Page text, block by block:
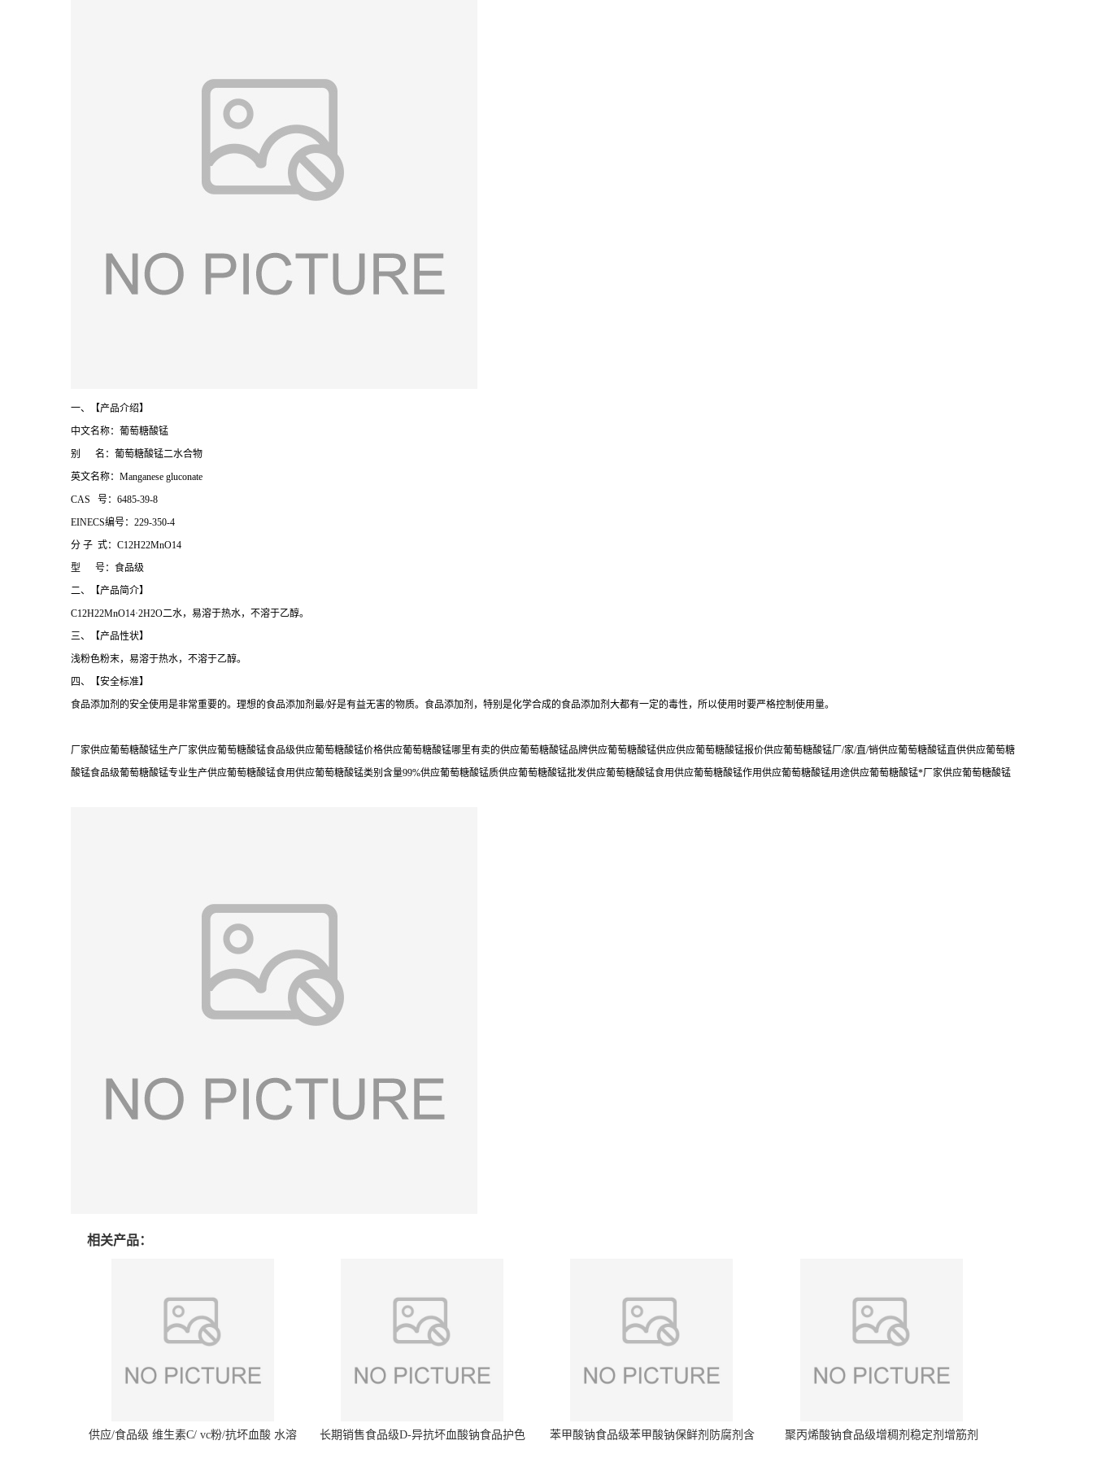
一、【产品介绍】
中文名称：葡萄糖酸锰
别 名：葡萄糖酸锰二水合物
英文名称：Manganese gluconate
CAS 号：6485-39-8
EINECS编号：229-350-4
分 子 式：C12H22MnO14
型 号：食品级
二、【产品简介】
C12H22MnO14·2H2O二水，易溶于热水，不溶于乙醇。
三、【产品性状】
浅粉色粉末，易溶于热水，不溶于乙醇。
四、【安全标准】
食品添加剂的安全使用是非常重要的。理想的食品添加剂最/好是有益无害的物质。食品添加剂，特别是化学合成的食品添加剂大都有一定的毒性，所以使用时要严格控制使用量。
厂家供应葡萄糖酸锰生产厂家供应葡萄糖酸锰食品级供应葡萄糖酸锰价格供应葡萄糖酸锰哪里有卖的供应葡萄糖酸锰品牌供应葡萄糖酸锰供应供应葡萄糖酸锰报价供应葡萄糖酸锰厂/家/直/销供应葡萄糖酸锰直供供应葡萄糖
酸锰食品级葡萄糖酸锰专业生产供应葡萄糖酸锰食用供应葡萄糖酸锰类别含量99%供应葡萄糖酸锰质供应葡萄糖酸锰批发供应葡萄糖酸锰食用供应葡萄糖酸锰作用供应葡萄糖酸锰用途供应葡萄糖酸锰*厂家供应葡萄糖酸锰
相关产品：
供应/食品级 维生素C/ vc粉/抗坏血酸 水溶
长期销售食品级D-异抗坏血酸钠食品护色
苯甲酸钠食品级苯甲酸钠保鲜剂防腐剂含
聚丙烯酸钠食品级增稠剂稳定剂增筋剂